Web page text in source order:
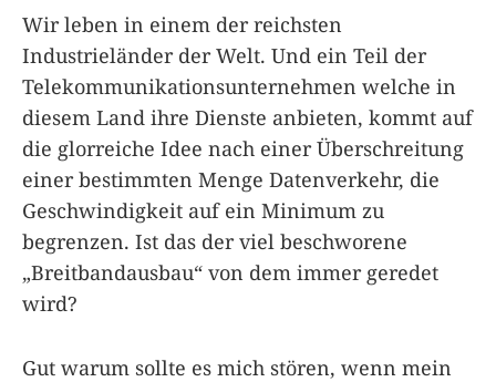
Wir leben in einem der reichsten
Industrieländer der Welt. Und ein Teil der
Telekommunikationsunternehmen welche in
diesem Land ihre Dienste anbieten, kommt auf
die glorreiche Idee nach einer Überschreitung
einer bestimmten Menge Datenverkehr, die
Geschwindigkeit auf ein Minimum zu
begrenzen. Ist das der viel beschworene
„Breitbandausbau“ von dem immer geredet
wird?
Gut warum sollte es mich stören, wenn mein